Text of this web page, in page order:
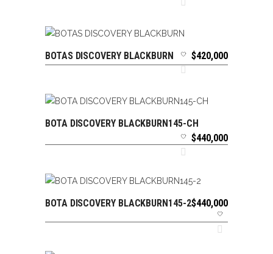
SELECCIONAR OPCIONES
BOTAS DISCOVERY BLACKBURN $420,000
SELECCIONAR OPCIONES
BOTA DISCOVERY BLACKBURN145-CH
$440,000
SELECCIONAR OPCIONES
BOTA DISCOVERY BLACKBURN145-2$440,000